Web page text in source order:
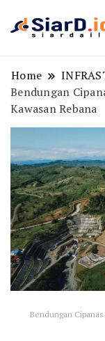
Home
Bendungan
Kawasan Rebana
Bendungan